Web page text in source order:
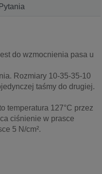
Pytania
do wzmocnienia pasa u
Rozmiary 10-35-35-10
taśmy do drugiej.
temperatura 127°C przez
ciśnienie w prasce
5 N/cm².